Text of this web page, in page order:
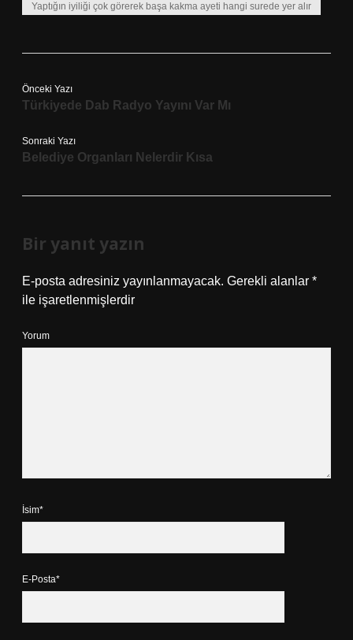
Yaptığın iyiliği çok görerek başa kakma ayeti hangi surede yer alır
Önceki Yazı
Türkiyede Dab Radyo Yayını Var Mı
Sonraki Yazı
Belediye Organları Nelerdir Kısa
Bir yanıt yazın
E-posta adresiniz yayınlanmayacak. Gerekli alanlar *
ile işaretlenmişlerdir
Yorum
İsim*
E-Posta*